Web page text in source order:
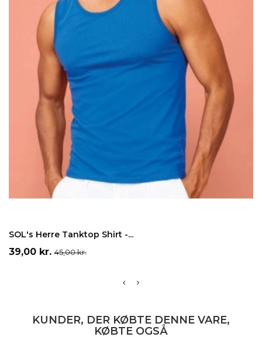
SOL's Herre Tanktop Shirt -...
Pris
39,00 kr. Normalpris
45,00 kr.
KUNDER, DER KØBTE DENNE VARE,
KØBTE OGSÅ